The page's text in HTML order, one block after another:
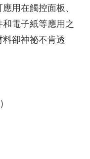
用在觸控面板、
電子紙等應用之
卻神祕不肯透